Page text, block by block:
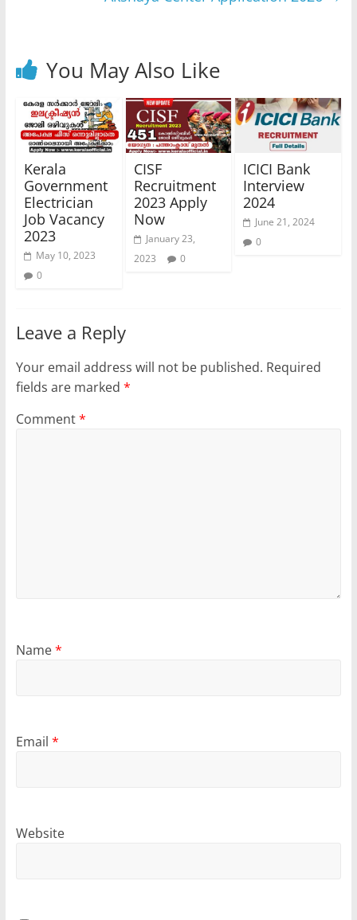
You May Also Like
Kerala
Government
Electrician
Job Vacancy
2023
May 10, 2023
0
CISF
Recruitment
2023 Apply
Now
January 23,
2023
0
ICICI Bank
Interview
2024
June 21, 2024
0
Leave a Reply
Your email address will not be published. Required
fields are marked *
Comment*
Name*
Email *
Website